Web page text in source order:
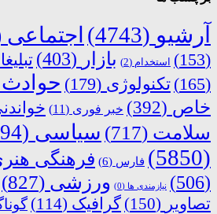
آرشیو (4743) اجتماعی
(153)
استخدام (2) بازار (403)
(165)
تکنولوژی (179) حوادث
خاص (392) خبر فوری (11)
سلامت (717) سیاسی (1894)
(5850)
فارس (6) فرهنگی
(506)
نیازمندی ها (0) ورزشی (827)
تصاویر (150) گرافیک (114)